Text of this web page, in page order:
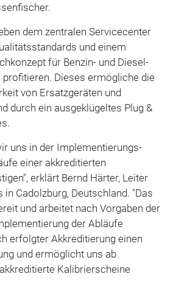
dem zentralen Servicecenter
und einem
für Benzin- und Diesel-
Dieses ermögliche die
von Ersatzgeräten und
durch ein ausgeklügeltes Plug &
uns in der Implementierungs-
einer akkreditierten
erklärt Bernd Härter, Leiter
Cadolzburg, Deutschland. "Das
und arbeitet nach Vorgaben der
der Abläufe
erfolgter Akkreditierung einen
und ermöglicht uns ab
Kalibrierscheine